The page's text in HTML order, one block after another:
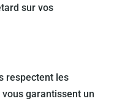
sur vos
respectent les
garantissent un